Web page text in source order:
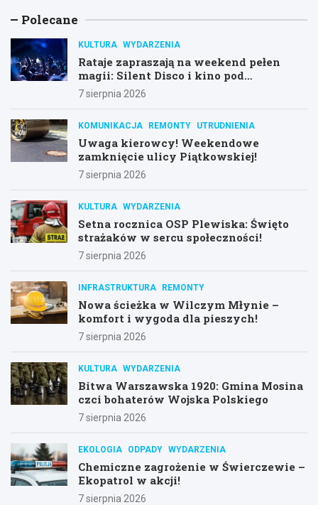
Polecane
KULTURA WYDARZENIA
Rataje zapraszają na weekend pełen
magii: Silent Disco i kino pod
gwiazdami!
7 sierpnia 2026
KOMUNIKACJA REMONTY UTRUDNIENIA
Uwaga kierowcy! Weekendowe
zamknięcie ulicy Piątkowskiej!
7 sierpnia 2026
KULTURA WYDARZENIA
Setna rocznica OSP Plewiska: Święto
strażaków w sercu społeczności!
7 sierpnia 2026
INFRASTRUKTURA REMONTY
Nowa ścieżka w Wilczym Młynie –
komfort i wygoda dla pieszych!
7 sierpnia 2026
KULTURA WYDARZENIA
Bitwa Warszawska 1920: Gmina Mosina
czci bohaterów Wojska Polskiego
7 sierpnia 2026
EKOLOGIA ODPADY WYDARZENIA
Chemiczne zagrożenie w Świerczewie –
Ekopatrol w akcji!
7 sierpnia 2026